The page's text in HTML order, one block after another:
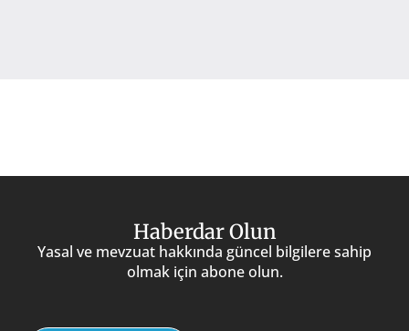
Haberdar Olun
Yasal ve mevzuat hakkında güncel bilgilere sahip
olmak için abone olun.